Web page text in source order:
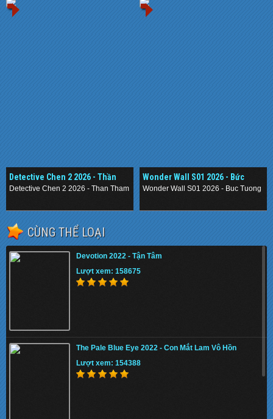
Detective Chen 2 2026 - Thần
Thám Nằm Vùng 2
Detective Chen 2 2026 - Than Tham Nam Vung 2
Wonder Wall S01 2026 - Bức
Tường Mê Cung
Wonder Wall S01 2026 - Buc Tuong
CÙNG THỂ LOẠI
Devotion 2022 - Tận Tâm
Lượt xem: 158675
The Pale Blue Eye 2022 - Con Mắt Lam Vô Hồn
Lượt xem: 154388